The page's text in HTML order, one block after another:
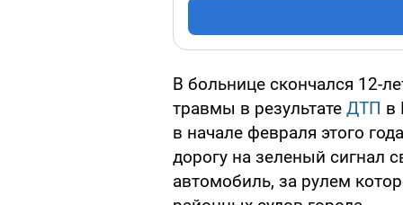
В больнице скончался 12-
травмы в результате ДТП в
в начале февраля этого
дорогу на зеленый сигнал
автомобиль, за рулем